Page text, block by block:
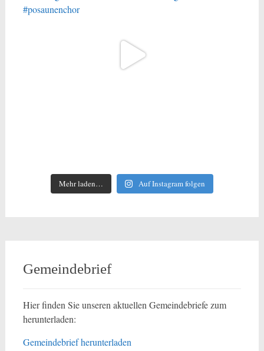
Mehr laden… Auf Instagram folgen
Gemeindebrief
Hier finden Sie unseren aktuellen Gemeindebriefe zum
herunterladen:
Gemeindebrief herunterladen